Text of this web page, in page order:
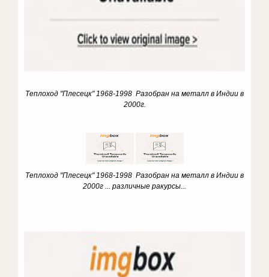
Теплоход "Плесецк" 1968-1998 Разобран на металл в Индии в
2000г.
Теплоход "Плесецк" 1968-1998 Разобран на металл в Индии в
2000г ... различные ракурсы...